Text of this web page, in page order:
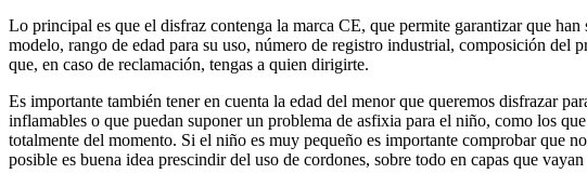
Lo principal es que el disfraz contenga la marca CE, que permite garantizar que
modelo, rango de edad para su uso, número de registro industrial, composición del
que, en caso de reclamación, tengas a quien dirigirte.
Es importante también tener en cuenta la edad del menor que queremos disfrazar
inflamables o que puedan suponer un problema de asfixia para el niño, como los
totalmente del momento. Si el niño es muy pequeño es importante comprobar que
posible es buena idea prescindir del uso de cordones, sobre todo en capas que